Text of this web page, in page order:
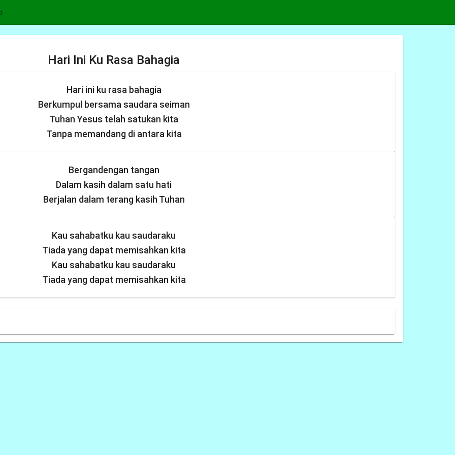
Hari Ini Ku Rasa Bahagia
Hari ini ku rasa bahagia
Berkumpul bersama saudara seiman
Tuhan Yesus telah satukan kita
Tanpa memandang di antara kita
Bergandengan tangan
Dalam kasih dalam satu hati
Berjalan dalam terang kasih Tuhan
Kau sahabatku kau saudaraku
Tiada yang dapat memisahkan kita
Kau sahabatku kau saudaraku
Tiada yang dapat memisahkan kita